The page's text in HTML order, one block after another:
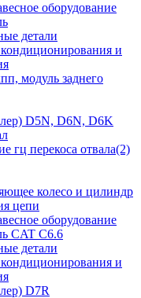
оборудование
детали
и
модуль заднего
D5N, D6N, D6K
гц перекоса отвала(2)
колесо и цилиндр
цепи
оборудование
CAT C6.6
детали
и
D7R